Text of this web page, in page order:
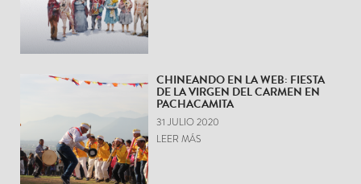
CHINEANDO EN LA WEB: FIESTA
DE LA VIRGEN DEL CARMEN EN
PACHACAMITA
31 JULIO 2020
LEER MÁS